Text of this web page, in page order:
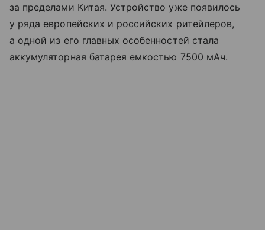
за пределами Китая. Устройство уже появилось
у ряда европейских и российских ритейлеров,
а одной из его главных особенностей стала
аккумуляторная батарея емкостью 7500 мАч.